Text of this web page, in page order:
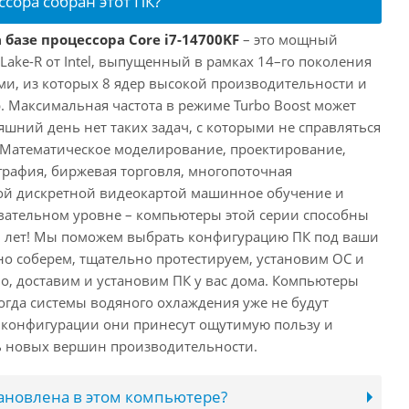
процессора Core i7-14700KF – это мощный
R от Intel, выпущенный в рамках 14–го поколения
из которых 8 ядер высокой производительности и
Максимальная частота в режиме Turbo Boost может
день нет таких задач, с которыми не справляться
моделирование, проектирование,
биржевая торговля, многопоточная
дискретной видеокартой машинное обучение и
уровне – компьютеры этой серии способны
лет! Мы поможем выбрать конфигурацию ПК под ваши
соберем, тщательно протестируем, установим ОС и
доставим и установим ПК у вас дома. Компьютеры
системы водяного охлаждения уже не будут
они принесут ощутимую пользу и
новых вершин производительности.
в этом компьютере?